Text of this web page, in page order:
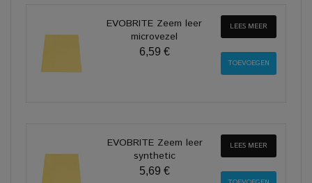
EVOBRITE Zeem leer
microvezel
6,59 €
LEES MEER
EVOBRITE Zeem leer
synthetic
5,69 €
LEES MEER